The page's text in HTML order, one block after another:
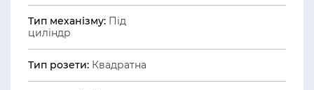
Тип механізму: Під
циліндр
Тип розети: Квадратна